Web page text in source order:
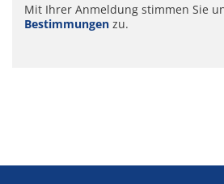
Mit Ihrer Anmeldung stimmen Sie
Bestimmungen zu.